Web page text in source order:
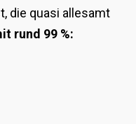
die quasi allesamt
rund 99 %: